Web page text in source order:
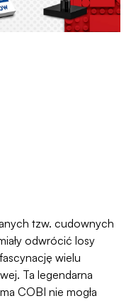
tzw. cudownych
odwrócić losy
wielu
Ta legendarna
COBI nie mogła